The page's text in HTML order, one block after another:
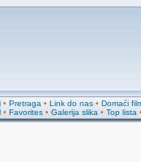
• Pretraga • Link do nas• Domaći
• Favorites • Galerija slika • Top lista